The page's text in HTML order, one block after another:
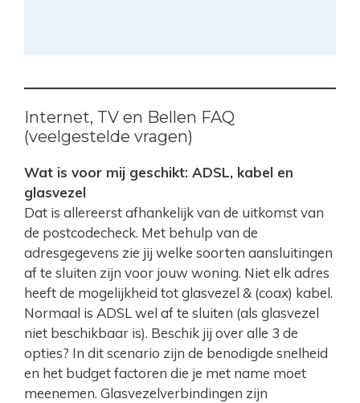
Internet, TV en Bellen FAQ
(veelgestelde vragen)
Wat is voor mij geschikt: ADSL, kabel en
glasvezel
Dat is allereerst afhankelijk van de uitkomst van
de postcodecheck. Met behulp van de
adresgegevens zie jij welke soorten aansluitingen
af te sluiten zijn voor jouw woning. Niet elk adres
heeft de mogelijkheid tot glasvezel & (coax) kabel.
Normaal is ADSL wel af te sluiten (als glasvezel
niet beschikbaar is). Beschik jij over alle 3 de
opties? In dit scenario zijn de benodigde snelheid
en het budget factoren die je met name moet
meenemen. Glasvezelverbindingen zijn